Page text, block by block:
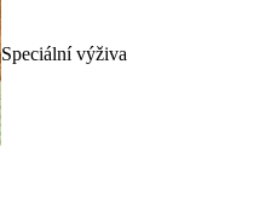
Speciální výživa